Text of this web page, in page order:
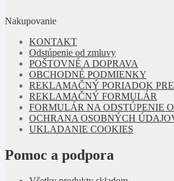
Nakupovanie
KONTAKT
Odstúpenie od zmluvy
POŠTOVNÉ A DOPRAVA
OBCHODNÉ PODMIENKY
REKLAMAČNÝ PORIADOK
REKLAMAČNÝ FORMULÁR
FORMULÁR NA ODSTÚPENIE
OCHRANA OSOBNÝCH
UKLADANIE COOKIES
Pomoc a podpora